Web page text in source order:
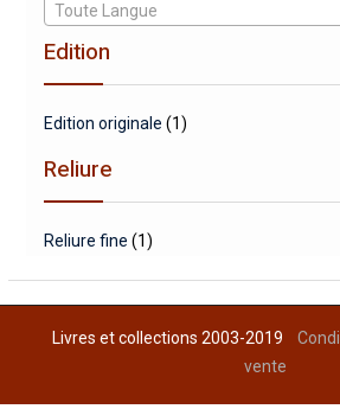
Toute Langue
Edition
Edition originale (1)
Reliure
Reliure fine (1)
Livres et collections 2003-2019
vente